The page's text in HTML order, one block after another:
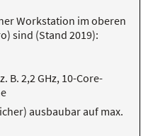
Workstation im oberen
sind (Stand 2019):
B. 2,2 GHz, 10-Core-
ausbaubar auf max.